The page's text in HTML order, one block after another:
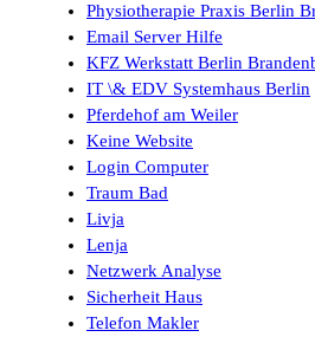
Physiotherapie Praxis Berlin
Email Server Hilfe
KFZ Werkstatt Berlin
IT \& EDV Systemhaus Berlin
Pferdehof am Weiler
Keine Website
Login Computer
Traum Bad
Livja
Lenja
Netzwerk Analyse
Sicherheit Haus
Telefon Makler